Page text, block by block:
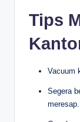
Tips
Vacuum
Segera
meresap.